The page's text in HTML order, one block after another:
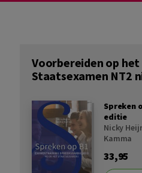
Voorbereiden op het
Staatsexamen NT2
Spreken
editie
Nicky
Kamma
33,95